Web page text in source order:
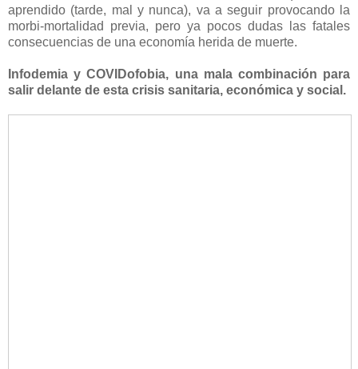
aprendido (tarde, mal y nunca), va a seguir provocando la
morbi-mortalidad previa, pero ya pocos dudas las fatales
consecuencias de una economía herida de muerte.
Infodemia y COVIDofobia, una mala combinación para
salir delante de esta crisis sanitaria, económica y social.